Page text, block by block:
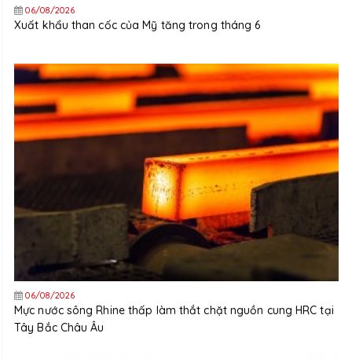
06/08/2026
Xuất khẩu than cốc của Mỹ tăng trong tháng 6
06/08/2026
Mực nước sông Rhine thấp làm thắt chặt nguồn cung HRC tại
Tây Bắc Châu Âu